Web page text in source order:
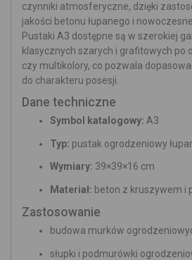
czynniki atmosferyczne, dzięki
jakości betonu łupanego i
Pustaki A3 dostępne są w szerokiej
klasycznych szarych i grafitowych po
czy multikolory, co pozwala
do charakteru posesji.
Dane techniczne
Symbol katalogowy: A3
Typ: pustak ogrodzeniowy
Wymiary: 39×39×16 cm
Materiał: beton z kruszywem i
Zastosowanie
budowa murków
słupki i podmurówki